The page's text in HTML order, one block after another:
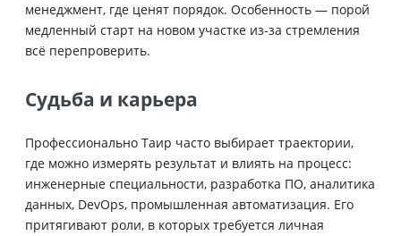
менеджмент, где ценят порядок. Особенность — порой
медленный старт на новом участке из-за стремления
всё перепроверить.
Судьба и карьера
Профессионально Таир часто выбирает траектории,
где можно измерять результат и влиять на процесс:
инженерные специальности, разработка ПО, аналитика
данных, DevOps, промышленная автоматизация. Его
притягивают роли, в которых требуется личная